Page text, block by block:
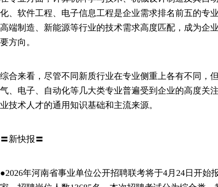
化、软件工程、电子信息工程是企业需求排名前五的专
高端制造、新能源等行业的技术需求高度匹配，成为企
要方向。
综合来看，尽管不同新质行业在专业侧重上各有不同，
气、电子、自动化等几大类专业普遍受到企业的高度关
业技术人才的通用知识基础和主流来源。
〓新快报〓
●2026年河南省事业单位公开招聘联考将于4月24日开始